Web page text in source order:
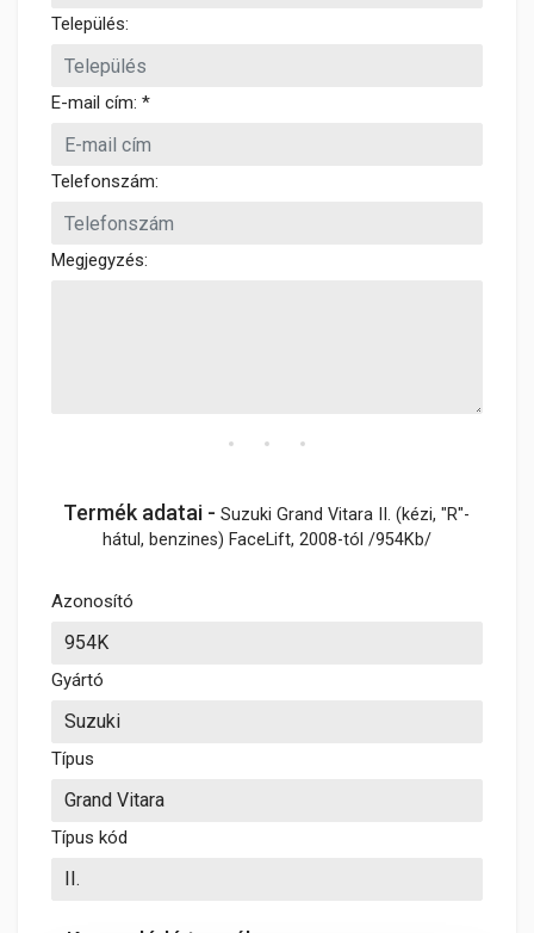
Település:
E-mail cím: *
Telefonszám:
Megjegyzés:
Termék adatai -Suzuki Grand Vitara II. (kézi, "R"-
hátul, benzines) FaceLift, 2008-tól /954Kb/
Azonosító
Gyártó
Típus
Típus kód